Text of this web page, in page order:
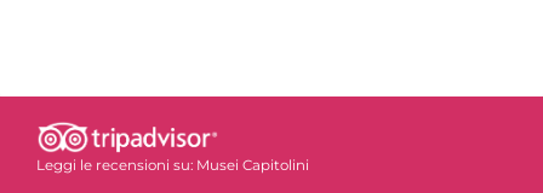
Leggi le recensioni su: Musei Capitolini